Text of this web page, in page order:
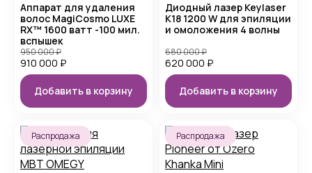
Аппарат для удаления
волос MagiCosmo LUXE
RX™ 1600 ватт -100 мил.
вспышек
910 000 ₽
950 000₽
Добавить в корзину
Диодный лазер Keylaser
K18 1200 W для эпиляции
и омоложения 4 волны
620 000 ₽
680 000₽
Добавить в корзину
Распродажа Распродажа